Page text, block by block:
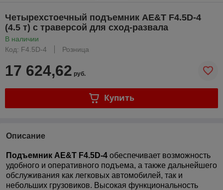
Четырехстоечный подъемник AE&T F4.5D-4
(4.5 т) с траверсой для сход-развала
В наличии
Код: F4.5D-4
Розница
17 624,62 руб.
Купить
Описание
Подъемник AE&T F4.5D-4 обеспечивает возможность
удобного и оперативного подъема, а также дальнейшего
обслуживания как легковых автомобилей, так и
небольших грузовиков. Высокая функциональность